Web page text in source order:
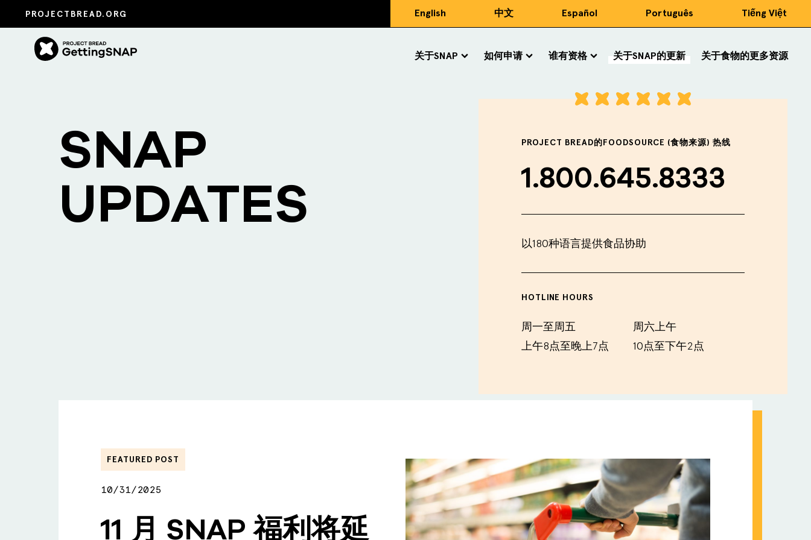
PROJECTBREAD.ORG English 中文 Español Português Tiếng Việt
关于SNAP 如何申请 谁有资格 关于SNAP的更新 关于食物的更多资源
SNAP
UPDATES
PROJECT BREAD的FOODSOURCE (食物来源) 热线
1.800.645.8333
以180种语言提供食品协助
HOTLINE HOURS
周一至周五
上午8点至晚上7点
周六上午
10点至下午2点
FEATURED POST
10/31/2025
11 月 SNAP 福利将延